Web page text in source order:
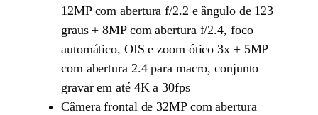
12MP com abertura f/2.2 e ângulo de 123
graus + 8MP com abertura f/2.4, foco
automático, OIS e zoom ótico 3x + 5MP
com abertura 2.4 para macro, conjunto
gravar em até 4K a 30fps
Câmera frontal de 32MP com abertura